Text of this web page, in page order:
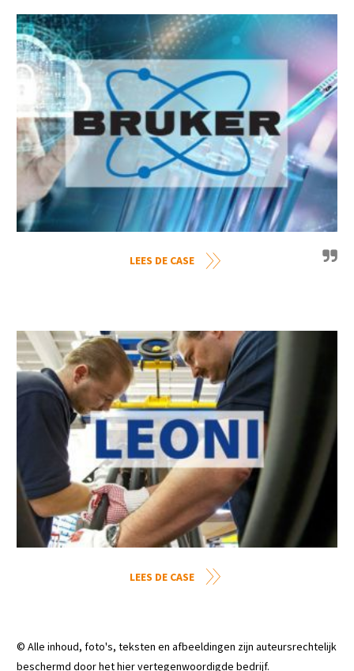
LEES DE CASE
LEES DE CASE
© Alle inhoud, foto's, teksten en afbeeldingen zijn auteursrechtelijk
beschermd door het hier vertegenwoordigde bedrijf.